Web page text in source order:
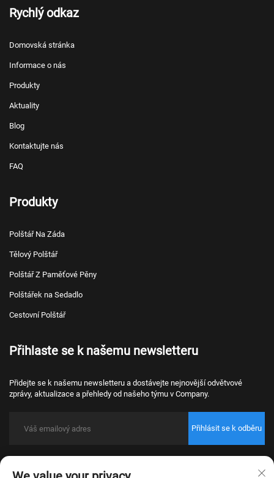
Rychlý odkaz
Domovská stránka
Informace o nás
Produkty
Aktuality
Blog
Kontaktujte nás
FAQ
Produkty
Polštář Na Záda
Tělový Polštář
Polštář Z Paměťové Pěny
Polštářek na Sedadlo
Cestovní Polštář
Přihlaste se k našemu newsletteru
Přidejte se k našemu newsletteru a dostávejte nejnovější odvětvové
zprávy, aktualizace a přehledy od našeho týmu v Company.
Přihlásit se k odběru
práva vyhrazena.